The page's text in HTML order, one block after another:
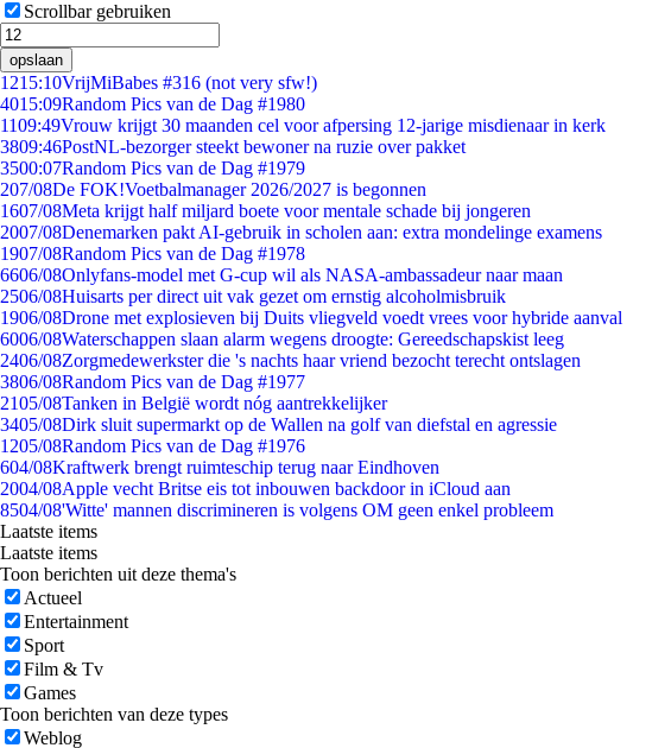
Scrollbar gebruiken
opslaan
1215:10VrijMiBabes #316 (not very sfw!)
4015:09Random Pics van de Dag #1980
1109:49Vrouw krijgt 30 maanden cel voor afpersing 12-jarige misdienaar in kerk
3809:46PostNL-bezorger steekt bewoner na ruzie over pakket
3500:07Random Pics van de Dag #1979
207/08De FOK!Voetbalmanager 2026/2027 is begonnen
1607/08Meta krijgt half miljard boete voor mentale schade bij jongeren
2007/08Denemarken pakt AI-gebruik in scholen aan: extra mondelinge examens
1907/08Random Pics van de Dag #1978
6606/08Onlyfans-model met G-cup wil als NASA-ambassadeur naar maan
2506/08Huisarts per direct uit vak gezet om ernstig alcoholmisbruik
1906/08Drone met explosieven bij Duits vliegveld voedt vrees voor hybride aanval
6006/08Waterschappen slaan alarm wegens droogte: Gereedschapskist leeg
2406/08Zorgmedewerkster die 's nachts haar vriend bezocht terecht ontslagen
3806/08Random Pics van de Dag #1977
2105/08Tanken in België wordt nóg aantrekkelijker
3405/08Dirk sluit supermarkt op de Wallen na golf van diefstal en agressie
1205/08Random Pics van de Dag #1976
604/08Kraftwerk brengt ruimteschip terug naar Eindhoven
2004/08Apple vecht Britse eis tot inbouwen backdoor in iCloud aan
8504/08'Witte' mannen discrimineren is volgens OM geen enkel probleem
Laatste items
Laatste items
Toon berichten uit deze thema's
Actueel
Entertainment
Sport
Film & Tv
Games
Toon berichten van deze types
Weblog